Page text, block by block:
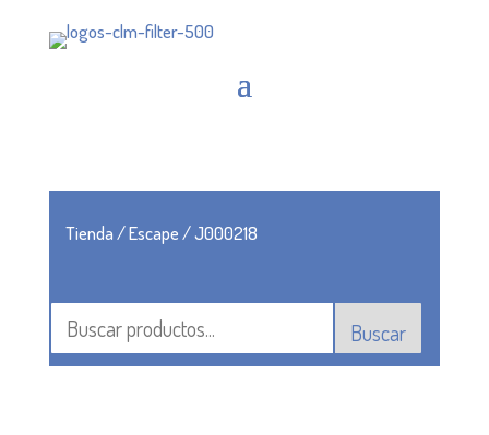
Tienda/Escape/ J000218
Buscar